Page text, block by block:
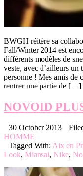
BWGH réitère sa
Fall/Winter 2014 est
différents modèles de
veste, avec d’ailleurs
personne ! Mes amis de
rentrer une partie de […]
NOVOID
30 October 2013
HOMME
Tagged With: Aix en
Look, Miansai, Nike,